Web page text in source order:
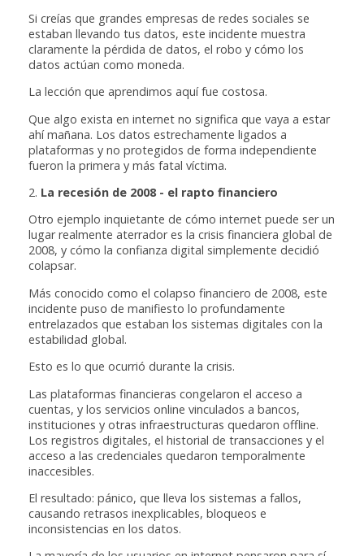
Si creías que grandes empresas de redes sociales se
estaban llevando tus datos, este incidente muestra
claramente la pérdida de datos, el robo y cómo los
datos actúan como moneda.
La lección que aprendimos aquí fue costosa.
Que algo exista en internet no significa que vaya a estar
ahí mañana. Los datos estrechamente ligados a
plataformas y no protegidos de forma independiente
fueron la primera y más fatal víctima.
2. La recesión de 2008 - el rapto financiero
Otro ejemplo inquietante de cómo internet puede ser un
lugar realmente aterrador es la crisis financiera global de
2008, y cómo la confianza digital simplemente decidió
colapsar.
Más conocido como el colapso financiero de 2008, este
incidente puso de manifiesto lo profundamente
entrelazados que estaban los sistemas digitales con la
estabilidad global.
Esto es lo que ocurrió durante la crisis.
Las plataformas financieras congelaron el acceso a
cuentas, y los servicios online vinculados a bancos,
instituciones y otras infraestructuras quedaron offline.
Los registros digitales, el historial de transacciones y el
acceso a las credenciales quedaron temporalmente
inaccesibles.
El resultado: pánico, que lleva los sistemas a fallos,
causando retrasos inexplicables, bloqueos e
inconsistencias en los datos.